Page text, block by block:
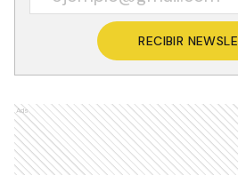
RECIBIR
Ads